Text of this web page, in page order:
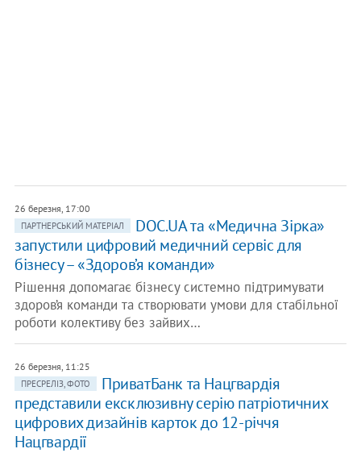
26 березня, 17:00
ПАРТНЕРСЬКИЙ МАТЕРІАЛ
DOC.UA та «Медична Зірка»
запустили цифровий медичний сервіс для
бізнесу – «Здоров’я команди»
Рішення допомагає бізнесу системно підтримувати
здоров’я команди та створювати умови для стабільної
роботи колективу без зайвих…
26 березня, 11:25
ПРЕСРЕЛІЗ, ФОТО
ПриватБанк та Нацгвардія
представили ексклюзивну серію патріотичних
цифрових дизайнів карток до 12-річчя
Нацгвардії